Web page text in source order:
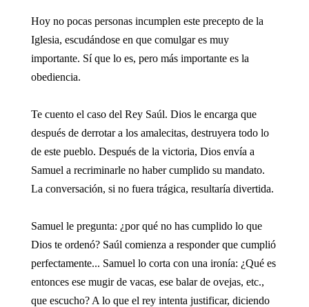
Hoy no pocas personas incumplen este precepto de la
Iglesia, escudándose en que comulgar es muy
importante. Sí que lo es, pero más importante es la
obediencia.
Te cuento el caso del Rey Saúl. Dios le encarga que
después de derrotar a los amalecitas, destruyera todo lo
de este pueblo. Después de la victoria, Dios envía a
Samuel a recriminarle no haber cumplido su mandato.
La conversación, si no fuera trágica, resultaría divertida.
Samuel le pregunta: ¿por qué no has cumplido lo que
Dios te ordenó? Saúl comienza a responder que cumplió
perfectamente... Samuel lo corta con una ironía: ¿Qué es
entonces ese mugir de vacas, ese balar de ovejas, etc.,
que escucho? A lo que el rey intenta justificar, diciendo